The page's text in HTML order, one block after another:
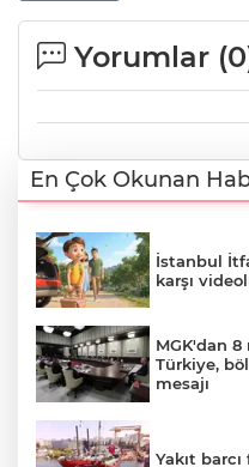
Yorumlar (0
En Çok Okunan
İstanbul
karşı
MGK'dan
Türkiye,
mesajı
Yakıt